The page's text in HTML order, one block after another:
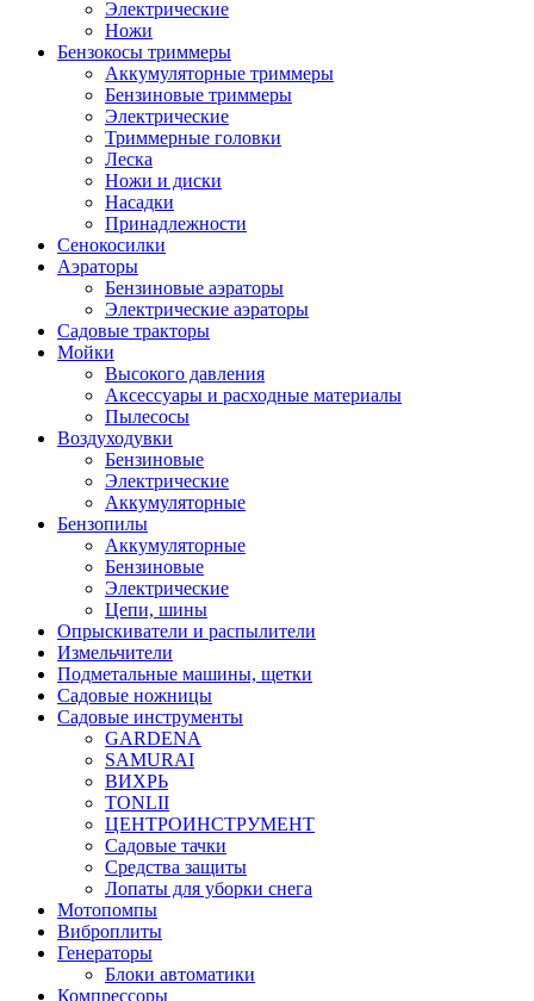
Электрические
Ножи
Бензокосы триммеры
Аккумуляторные триммеры
Бензиновые триммеры
Электрические
Триммерные головки
Леска
Ножи и диски
Насадки
Принадлежности
Сенокосилки
Аэраторы
Бензиновые аэраторы
Электрические аэраторы
Садовые тракторы
Мойки
Высокого давления
Аксессуары и расходные материалы
Пылесосы
Воздуходувки
Бензиновые
Электрические
Аккумуляторные
Бензопилы
Аккумуляторные
Бензиновые
Электрические
Цепи, шины
Опрыскиватели и распылители
Измельчители
Подметальные машины, щетки
Садовые ножницы
Садовые инструменты
GARDENA
SAMURAI
ВИХРЬ
TONLII
ЦЕНТРОИНСТРУМЕНТ
Садовые тачки
Средства защиты
Лопаты для уборки снега
Мотопомпы
Виброплиты
Генераторы
Блоки автоматики
Компрессоры